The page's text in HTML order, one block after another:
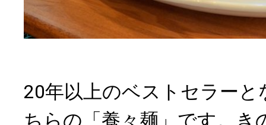
20年以上のベストセラー
ちらの「養々麺」です。き